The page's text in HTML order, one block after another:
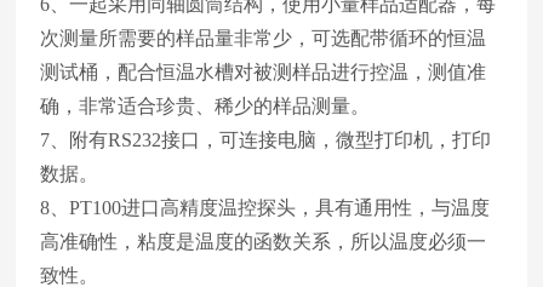
次测量所需要的样品量非常少，可选配带循环的恒温
测试桶，配合恒温水槽对被测样品进行控温，测值准
确，非常适合珍贵、稀少的样品测量。
7、附有RS232接口，可连接电脑，微型打印机，打印
数据。
8、PT100进口高精度温控探头，具有通用性，与温度
高准确性，粘度是温度的函数关系，所以温度必须一
致性。